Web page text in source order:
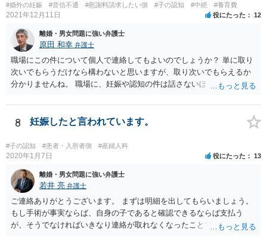
#婚外の妊娠 #音信不通 #慰謝料請求したい側 #子の認知 #中絶 #養育費
2021年12月11日 役にたった 12
離婚・男女問題に強い弁護士
原田 和幸 弁護士
職場にこの件について個人で連絡してもよいのでしょうか？ 単に取り
次いでもらうだけなら構わないと思いますが、取り次いでもらえるか
分かりませんね。 職場に、妊娠や認知の件は話さないほうがよいと思
難しいと思われれば、弁護士に入ってもらうことも検討されてくださ
い。 一度、お近くの弁護士に相談されてみてもよいと思います。
8 妊娠したと言われています。
#子の認知 #患者・入所者側 #産婦人科
2020年1月7日 役にたった 13
離婚・男女問題に強い弁護士
若井 亮 弁護士
ご連絡ありがとうございます。 まずは明細を出してもらいましょう。
もし手術が事実ならば、自身の子であると確認できるならば支払う
が、そうでなければいきなり連絡が取れなくなったことで不信感もあ